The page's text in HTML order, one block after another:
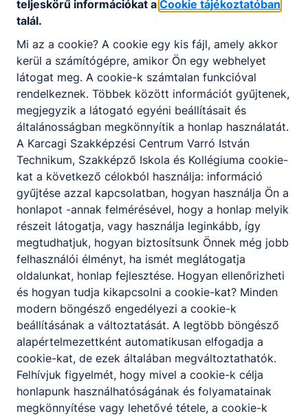
egymástól, igazodva a Képzési és Kimeneteli
Programkövetelményekben meghatározott
tartalmakhoz és a helyi igényekhez.
Szakmák
Általános ápoló
Egészségügy
Tovább
teljeskörű információkat a Cookie tájékoztatóban
talál.
Mi az a cookie? A cookie egy kis fájl, amely akkor
kerül a számítógépre, amikor Ön egy webhelyet
látogat meg. A cookie-k számtalan funkcióval
rendelkeznek. Többek között információt gyűjtenek,
megjegyzik a látogató egyéni beállításait és
általánosságban megkönnyítik a honlap használatát.
A Karcagi Szakképzési Centrum Varró István
Technikum, Szakképző Iskola és Kollégiuma cookie-
kat a következő célokból használja: információ
gyűjtése azzal kapcsolatban, hogyan használja Ön a
honlapot -annak felmérésével, hogy a honlap melyik
részeit látogatja, vagy használja leginkább, így
megtudhatjuk, hogyan biztosítsunk Önnek még jobb
felhasználói élményt, ha ismét meglátogatja
oldalunkat, honlap fejlesztése. Hogyan ellenőrizheti
és hogyan tudja kikapcsolni a cookie-kat? Minden
modern böngésző engedélyezi a cookie-k
beállításának a változtatását. A legtöbb böngésző
alapértelmezettként automatikusan elfogadja a
cookie-kat, de ezek általában megváltoztathatók.
Felhívjuk figyelmét, hogy mivel a cookie-k célja
honlapunk használhatóságának és folyamatainak
megkönnyítése vagy lehetővé tétele, a cookie-k